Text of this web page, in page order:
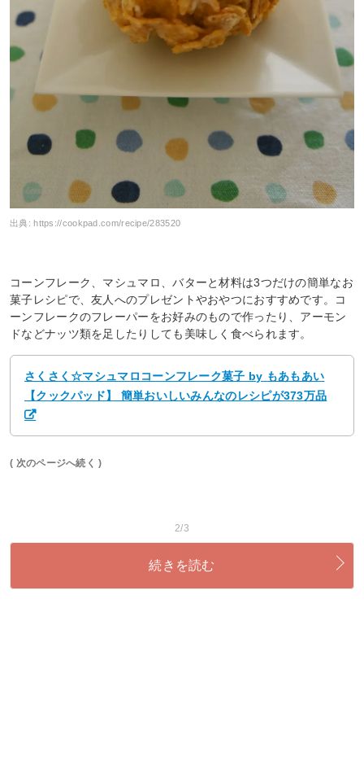
出典:https://cookpad.com/recipe/283520
コーンフレーク、マシュマロ、バターと材料は3つだけの簡単なお
菓子レシピで、友人へのプレゼントやおやつにおすすめです。コ
ーンフレークのフレーパーをお好みのもので作ったり、アーモン
ドなどナッツ類を足したりしても美味しく食べられます。
さくさく☆マシュマロコーンフレーク菓子 by もあもあい
【クックパッド】 簡単おいしいみんなのレシピが373万品
( 次のページへ続く )
2/3
続きを読む